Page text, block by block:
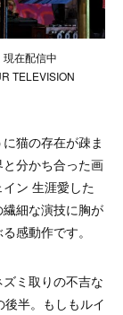
在配信中
TELEVISION
猫の存在が疎ま
分かち合った画
ン 生涯愛した
細な演技に胸が
感動作です。
ミ取りの不吉な
半。もしもルイ